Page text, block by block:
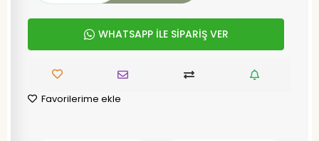
WHATSAPP İLE SİPARİŞ VER
Favorilerime ekle